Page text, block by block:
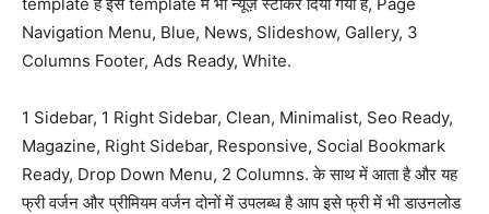
Navigation Menu, Blue, News, Slideshow, Gallery, 3
Columns Footer, Ads Ready, White.
1 Sidebar, 1 Right Sidebar, Clean, Minimalist, Seo Ready,
Magazine, Right Sidebar, Responsive, Social Bookmark
Ready, Drop Down Menu, 2 Columns. के साथ में आता है और यह
फ्री वर्जन और प्रीमियम वर्जन दोनों में उपलब्ध है आप इसे फ्री में भी डाउनलोड